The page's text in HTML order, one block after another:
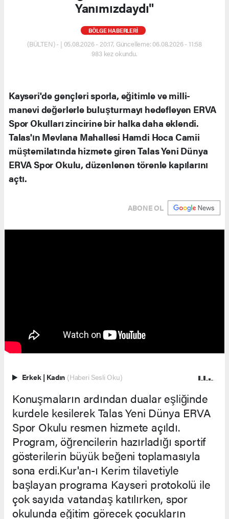
Yanımızdaydı"
BÖLGE HABERLERİ
(BÜLTEN) - | 05.08.2026 - 20:17, Güncelleme: 06.08.2026 - 11:58
983 kez okundu.
Kayseri'de gençleri sporla, eğitimle ve milli-
manevi değerlerle buluşturmayı hedefleyen ERVA
Spor Okulları zincirine bir halka daha eklendi.
Talas'ın Mevlana Mahallesi Hamdi Hoca Camii
müştemilatında hizmete giren Talas Yeni Dünya
ERVA Spor Okulu, düzenlenen törenle kapılarını
açtı.
ABONE OL
Erkek | Kadın (Haberi Sesli Oku)
Konuşmaların ardından dualar eşliğinde
kurdele kesilerek Talas Yeni Dünya ERVA
Spor Okulu resmen hizmete açıldı.
Program, öğrencilerin hazırladığı sportif
gösterilerin büyük beğeni toplamasıyla
sona erdi.Kur'an-ı Kerim tilavetiyle
başlayan programa Kayseri protokolü ile
çok sayıda vatandaş katılırken, spor
okulunda eğitim görecek çocukların